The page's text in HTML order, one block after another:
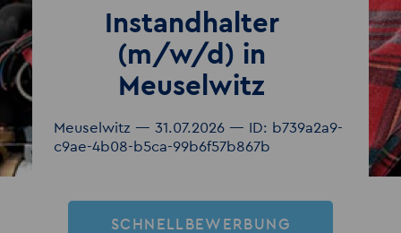
Instandhalter
(m/w/d) in
Meuselwitz
Meuselwitz — 31.07.2026 — ID: b739a2a9-
c9ae-4b08-b5ca-99b6f57b867b
SCHNELLBEWERBUNG